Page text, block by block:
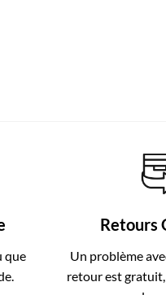
que
Retours
Un problème
retour est